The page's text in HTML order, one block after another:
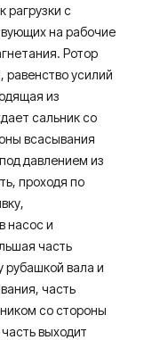
рагрузки с
на рабочие
Ротор
усилий
из
сальник со
всасывания
давлением из
проходя по
насос и
часть
рубашкой вала и
часть
со стороны
выходит